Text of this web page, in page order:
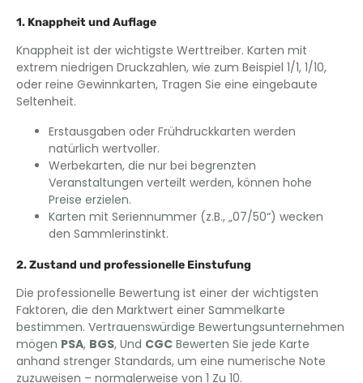
1. Knappheit und Auflage
Knappheit ist der wichtigste Werttreiber. Karten mit
extrem niedrigen Druckzahlen, wie zum Beispiel 1/1, 1/10,
oder reine Gewinnkarten, Tragen Sie eine eingebaute
Seltenheit.
Erstausgaben oder Frühdruckkarten werden
natürlich wertvoller.
Werbekarten, die nur bei begrenzten
Veranstaltungen verteilt werden, können hohe
Preise erzielen.
Karten mit Seriennummer (z.B., „07/50“) wecken
den Sammlerinstinkt.
2. Zustand und professionelle Einstufung
Die professionelle Bewertung ist einer der wichtigsten
Faktoren, die den Marktwert einer Sammelkarte
bestimmen. Vertrauenswürdige Bewertungsunternehmen
mögen PSA, BGS, Und CGC Bewerten Sie jede Karte
anhand strenger Standards, um eine numerische Note
zuzuweisen – normalerweise von 1 Zu 10.